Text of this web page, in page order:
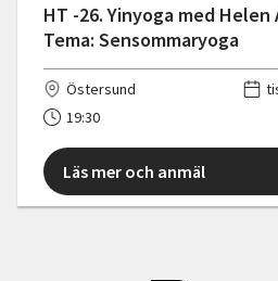
HT -26. Yinyoga med Helen
Tema: Sensommaryoga
Östersund
19:30
Läs mer och anmäl